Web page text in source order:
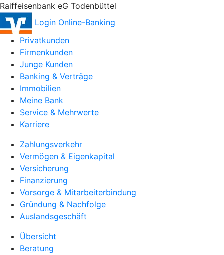
Raiffeisenbank eG Todenbüttel
Login Online-Banking
Privatkunden
Firmenkunden
Junge Kunden
Banking & Verträge
Immobilien
Meine Bank
Service & Mehrwerte
Karriere
Zahlungsverkehr
Vermögen & Eigenkapital
Versicherung
Finanzierung
Vorsorge & Mitarbeiterbindung
Gründung & Nachfolge
Auslandsgeschäft
Übersicht
Beratung